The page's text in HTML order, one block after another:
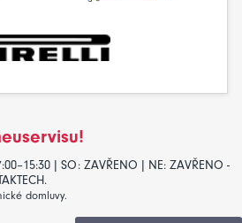
| SO: ZAVŘENO | NE: ZAVŘENO -
domluvy.